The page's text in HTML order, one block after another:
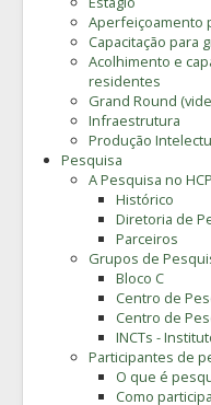
Aperfeiçoamento
Capacitação para
Acolhimento e
residentes
Grand Round
Infraestrutura
Produção
Pesquisa
A Pesquisa no
Histórico
Diretoria de
Parceiros
Grupos de
Bloco C
Centro de
Centro de
INCTs -
Participantes de
O que é
Como